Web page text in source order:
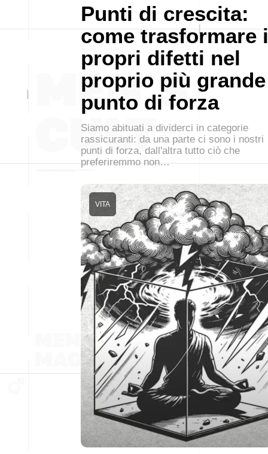
Punti di crescita:
come trasformare i
propri difetti nel
proprio più grande
punto di forza
Siamo abituati a dividerci in categorie
rassicuranti: da una parte ci sono i nostri
punti di forza, dall'altra tutto ciò che
preferiremmo non…
VITA